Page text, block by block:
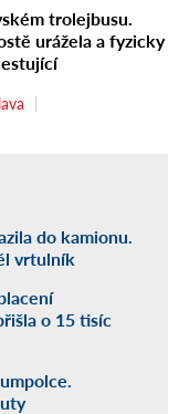
trolejbusu.
urážela a fyzicky
do kamionu.
vrtulník
o 15 tisíc